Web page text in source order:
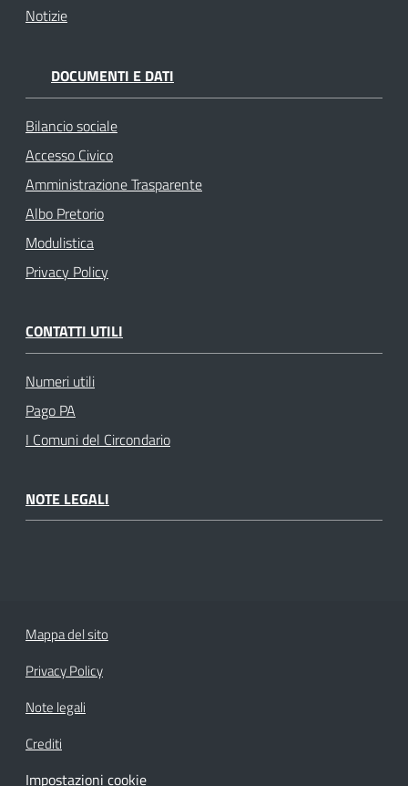
Notizie
DOCUMENTI E DATI
Bilancio sociale
Accesso Civico
Amministrazione Trasparente
Albo Pretorio
Modulistica
Privacy Policy
CONTATTI UTILI
Numeri utili
Pago PA
I Comuni del Circondario
NOTE LEGALI
Mappa del sito
Privacy Policy
Note legali
Crediti
Impostazioni cookie